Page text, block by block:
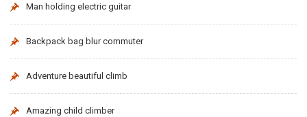
Man holding electric guitar
Backpack bag blur commuter
Adventure beautiful climb
Amazing child climber